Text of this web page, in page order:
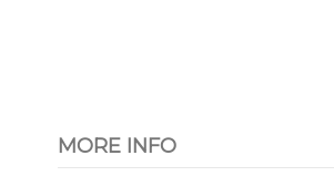
MORE INFO